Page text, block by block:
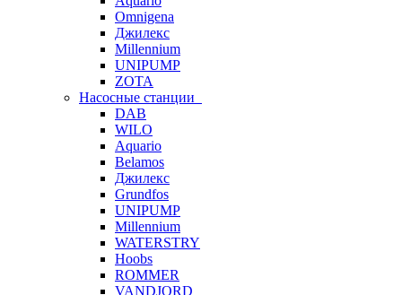
Omnigena
Джилекс
Millennium
UNIPUMP
ZOTA
Насосные станции
DAB
WILO
Aquario
Belamos
Джилекс
Grundfos
UNIPUMP
Millennium
WATERSTRY
Hoobs
ROMMER
VANDJORD